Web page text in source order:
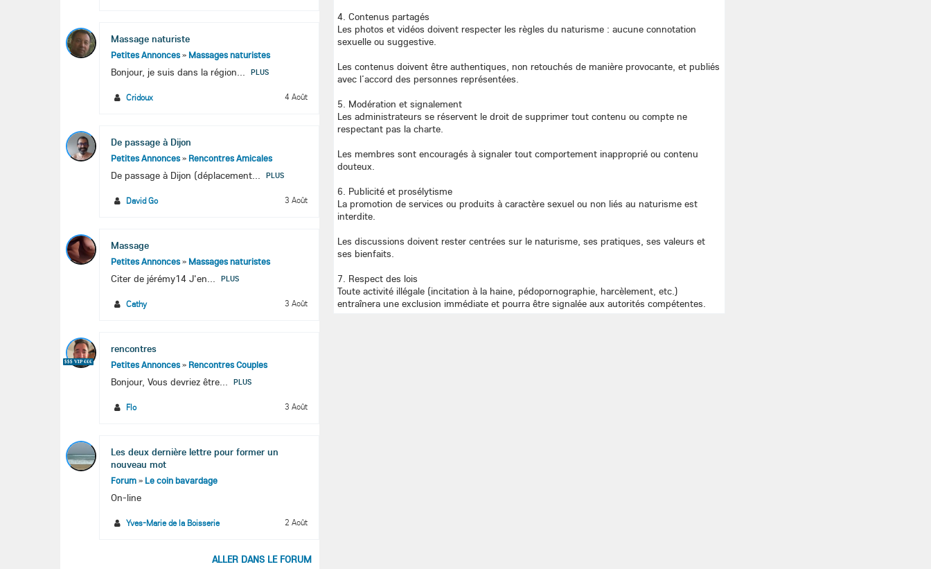
Massage naturiste
Petites Annonces» Massages naturistes
Bonjour, je suis dans la région... PLUS
Cridoux 4 Août
De passage à Dijon
Petites Annonces» Rencontres Amicales
De passage à Dijon (déplacement... PLUS
David Go 3 Août
Massage
Petites Annonces» Massages naturistes
Citer de jérémy14 J'en... PLUS
Cathy 3 Août
$$$ VIP €€€
rencontres
Petites Annonces» Rencontres Couples
Bonjour, Vous devriez être... PLUS
Flo 3 Août
Les deux dernière lettre pour former un
nouveau mot
Forum» Le coin bavardage
On-line
Yves-Marie de la Boisserie 2 Août
ALLER DANS LE FORUM
4. Contenus partagés
Les photos et vidéos doivent respecter les règles du naturisme : aucune connotation
sexuelle ou suggestive.
Les contenus doivent être authentiques, non retouchés de manière provocante, et publiés
avec l’accord des personnes représentées.
5. Modération et signalement
Les administrateurs se réservent le droit de supprimer tout contenu ou compte ne
respectant pas la charte.
Les membres sont encouragés à signaler tout comportement inapproprié ou contenu
douteux.
6. Publicité et prosélytisme
La promotion de services ou produits à caractère sexuel ou non liés au naturisme est
interdite.
Les discussions doivent rester centrées sur le naturisme, ses pratiques, ses valeurs et
ses bienfaits.
7. Respect des lois
Toute activité illégale (incitation à la haine, pédopornographie, harcèlement, etc.)
entraînera une exclusion immédiate et pourra être signalée aux autorités compétentes.